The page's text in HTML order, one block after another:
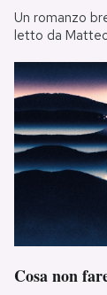
Un romanzo
letto da
Cosa non